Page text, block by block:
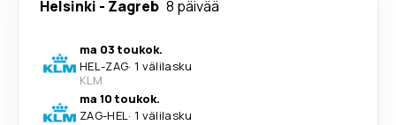
Helsinki - Zagreb 8 päivää
ma 03 toukok.
HEL-ZAG· 1 välilasku
KLM
ma 10 toukok.
ZAG-HEL· 1 välilasku